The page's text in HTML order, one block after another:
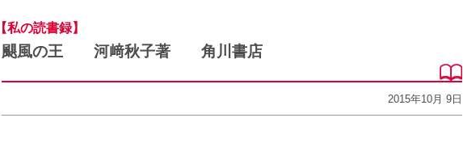
【私の読書録】
颶風の王 河﨑秋子著 角川書店
2015年10月 9日